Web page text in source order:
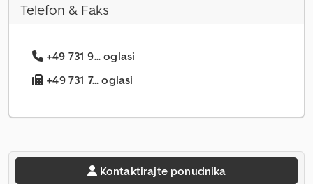
Telefon & Faks
+49 731 9... oglasi
+49 731 7... oglasi
Kontaktirajte ponudnika